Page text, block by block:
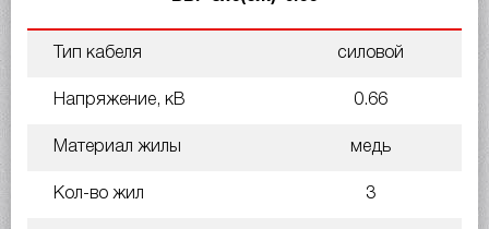
Тип кабеля силовой
Напряжение, кВ 0.66
Материал жилы медь
Кол-во жил 3